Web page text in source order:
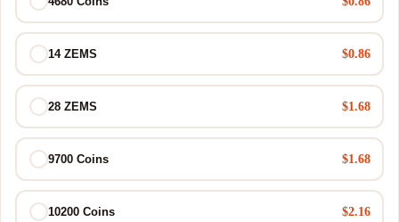
14 ZEMS $0.86
28 ZEMS $1.68
9700 Coins $1.68
10200 Coins $2.16